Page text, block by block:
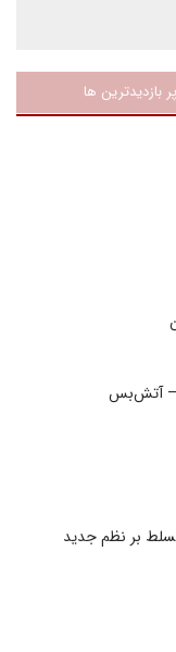
پر بازدیدترین ها
– آتش‌بس
بر نظم جدید